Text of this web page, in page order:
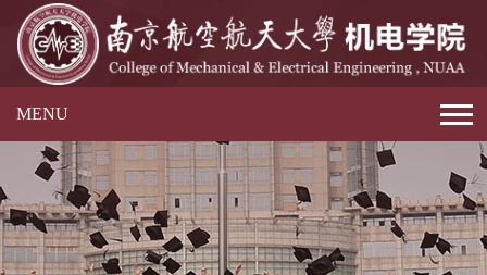
MENU